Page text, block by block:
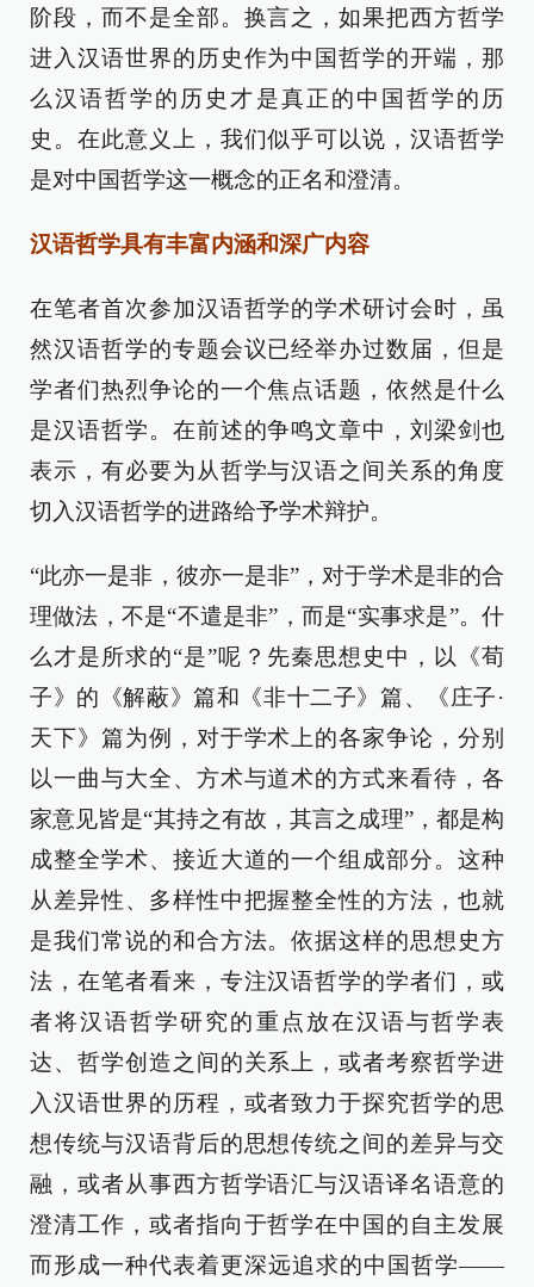
阶段，而不是全部。换言之，如果把西方哲学
进入汉语世界的历史作为中国哲学的开端，那
么汉语哲学的历史才是真正的中国哲学的历
史。在此意义上，我们似乎可以说，汉语哲学
是对中国哲学这一概念的正名和澄清。
汉语哲学具有丰富内涵和深广内容
在笔者首次参加汉语哲学的学术研讨会时，虽
然汉语哲学的专题会议已经举办过数届，但是
学者们热烈争论的一个焦点话题，依然是什么
是汉语哲学。在前述的争鸣文章中，刘梁剑也
表示，有必要为从哲学与汉语之间关系的角度
切入汉语哲学的进路给予学术辩护。
“此亦一是非，彼亦一是非”，对于学术是非的合
理做法，不是“不遣是非”，而是“实事求是”。什
么才是所求的“是”呢？先秦思想史中，以《荀
子》的《解蔽》篇和《非十二子》篇、《庄子·
天下》篇为例，对于学术上的各家争论，分别
以一曲与大全、方术与道术的方式来看待，各
家意见皆是“其持之有故，其言之成理”，都是构
成整全学术、接近大道的一个组成部分。这种
从差异性、多样性中把握整全性的方法，也就
是我们常说的和合方法。依据这样的思想史方
法，在笔者看来，专注汉语哲学的学者们，或
者将汉语哲学研究的重点放在汉语与哲学表
达、哲学创造之间的关系上，或者考察哲学进
入汉语世界的历程，或者致力于探究哲学的思
想传统与汉语背后的思想传统之间的差异与交
融，或者从事西方哲学语汇与汉语译名语意的
澄清工作，或者指向于哲学在中国的自主发展
而形成一种代表着更深远追求的中国哲学——